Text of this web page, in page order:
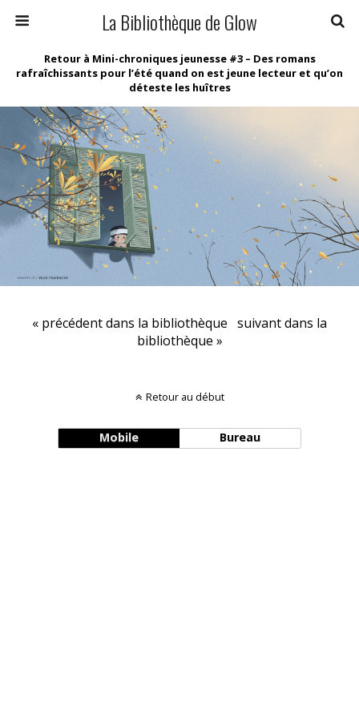
La Bibliothèque de Glow
Retour à Mini-chroniques jeunesse #3 – Des romans
rafraîchissants pour l’été quand on est jeune lecteur et qu’on
déteste les huîtres
« précédent dans la bibliothèque suivant dans la
bibliothèque »
Retour au début
Mobile Bureau